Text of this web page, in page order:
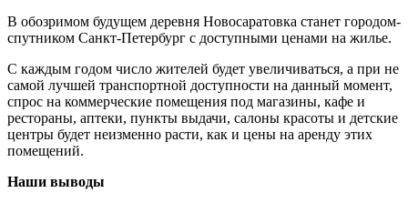
В обозримом будущем деревня Новосаратовка станет городом-
спутником Санкт-Петербург с доступными ценами на жилье.
С каждым годом число жителей будет увеличиваться, а при не
самой лучшей транспортной доступности на данный момент,
спрос на коммерческие помещения под магазины, кафе и
рестораны, аптеки, пункты выдачи, салоны красоты и детские
центры будет неизменно расти, как и цены на аренду этих
помещений.
Наши выводы